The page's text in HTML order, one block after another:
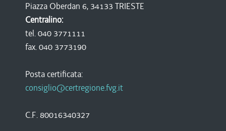
Piazza Oberdan 6, 34133 TRIESTE
Centralino:
tel. 040 3771111
fax. 040 3773190
Posta certificata:
consiglio@certregione.fvg.it
C.F. 80016340327